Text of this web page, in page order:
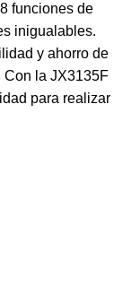
funciones de
inigualables.
y ahorro de
Con la JX3135F
para realizar